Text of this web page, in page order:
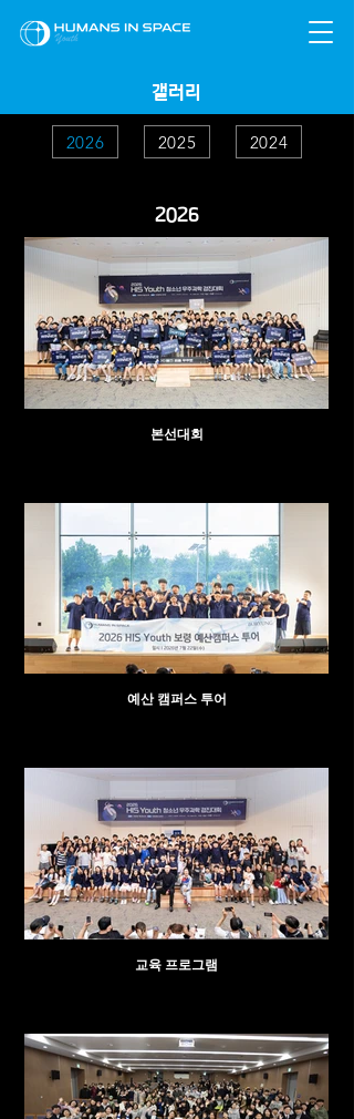
​갤러리
2026 2025 2024
2026
본선대회
예산 캠퍼스 투어
교육 프로그램